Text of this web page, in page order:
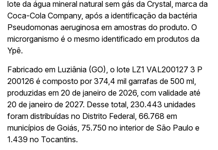
lote da água mineral natural sem gás da Crystal, marca da
Coca-Cola Company, após a identificação da bactéria
Pseudomonas aeruginosa em amostras do produto. O
microrganismo é o mesmo identificado em produtos da
Ypê.
Fabricado em Luziânia (GO), o lote LZ1 VAL200127 3 P
200126 é composto por 374,4 mil garrafas de 500 ml,
produzidas em 20 de janeiro de 2026, com validade até
20 de janeiro de 2027. Desse total, 230.443 unidades
foram distribuídas no Distrito Federal, 66.768 em
municípios de Goiás, 75.750 no interior de São Paulo e
1.439 no Tocantins.